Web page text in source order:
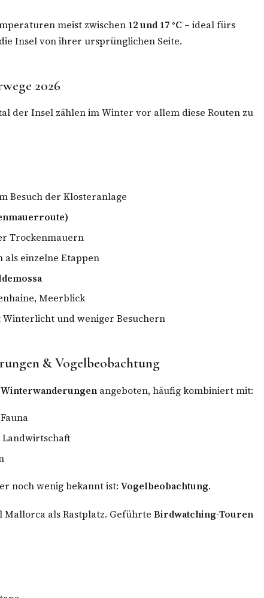
meist zwischen 12 und 17 °C – ideal fürs
Insel von ihrer ursprünglichen Seite.
2026
der Insel zählen im Winter vor allem diese Routen zu
Besuch der Klosteranlage
Trockenmauern
als einzelne Etappen
Meerblick
Winterlicht und weniger Besuchern
& Vogelbeobachtung
angeboten, häufig kombiniert mit:
noch wenig bekannt ist: Vogelbeobachtung.
als Rastplatz. Geführte Birdwatching-Touren